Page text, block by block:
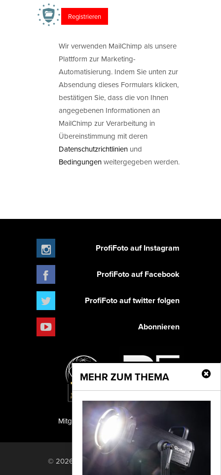
Wir verwenden MailChimp als unsere
Plattform zur Marketing-
Automatisierung. Indem Sie unten zur
Absendung dieses Formulars klicken,
bestätigen Sie, dass die von Ihnen
angegebenen Informationen an
MailChimp zur Verarbeitung in
Übereinstimmung mit deren
Datenschutzrichtlinien und
Bedingungenweitergegeben werden.
MEHR ZUM THEMA
ProfiFoto auf Instagram
ProfiFoto auf Facebook
ProfiFoto auf twitter folgen
Abonnieren
PF Publishing GmbH
Mitglied der TIPA
© 2026 PF Publishing GmbH. All rights